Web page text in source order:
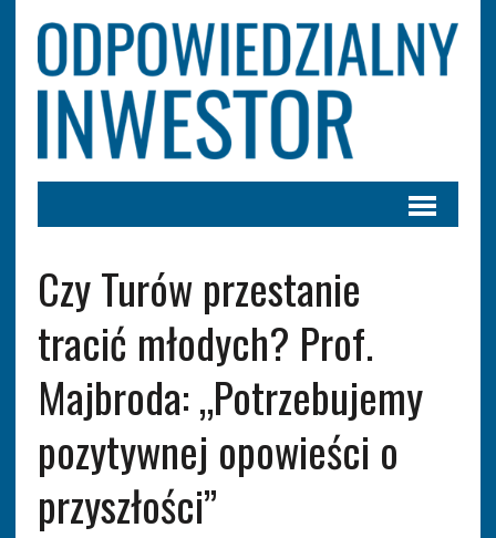
Czy Turów przestanie
tracić młodych? Prof.
Majbroda: „Potrzebujemy
pozytywnej opowieści o
przyszłości”